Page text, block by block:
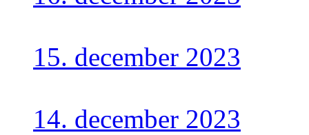
15. december 2023
14. december 2023